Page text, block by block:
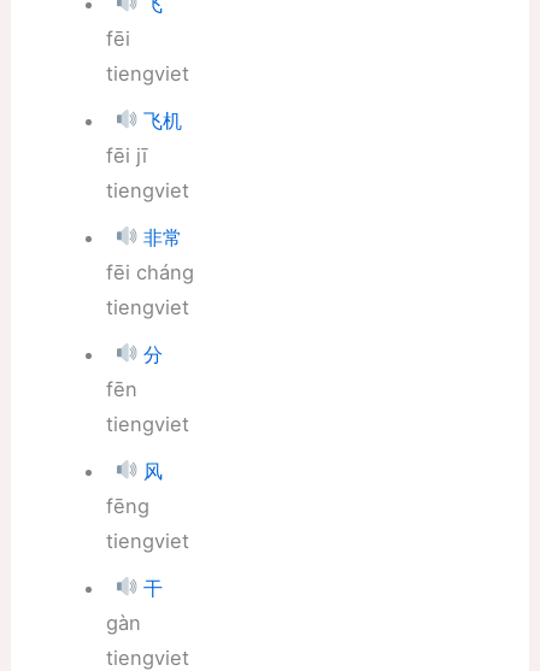
fēi
tiengviet
飞机
fēi jī
tiengviet
非常
fēi cháng
tiengviet
分
fēn
tiengviet
风
fēng
tiengviet
干
gàn
tiengviet